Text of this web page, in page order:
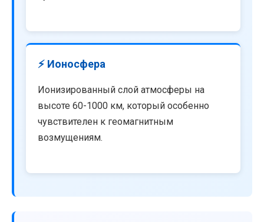
⚡ Ионосфера
Ионизированный слой атмосферы на
высоте 60-1000 км, который особенно
чувствителен к геомагнитным
возмущениям.